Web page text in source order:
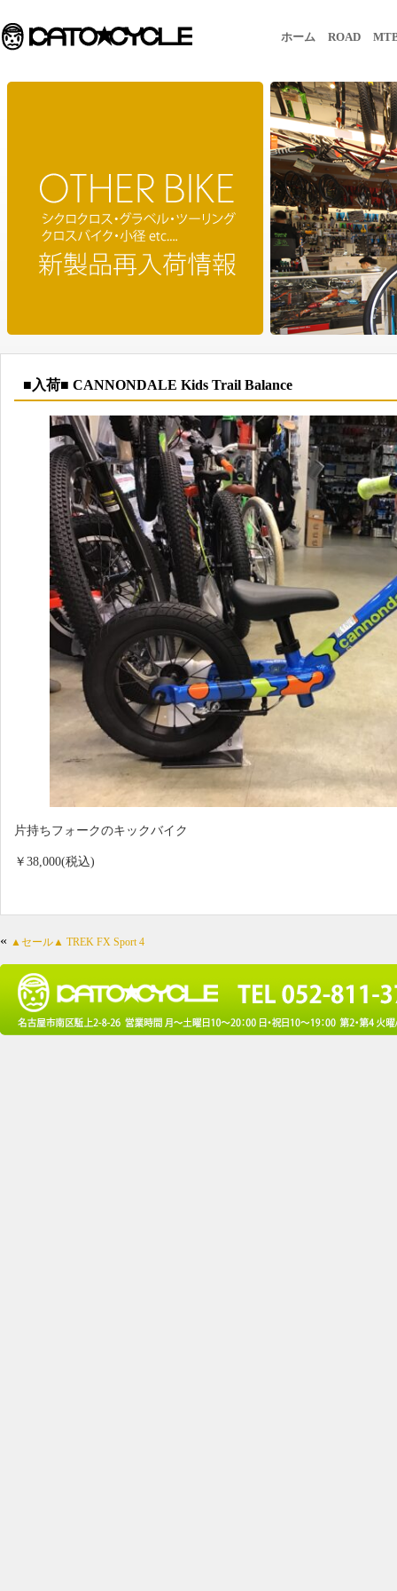
ホーム ROAD
■入荷■ CANNONDALE Kids Trail Balance
片持ちフォークのキックバイク
￥38,000(税込)
« ▲セール▲ TREK FX Sport 4